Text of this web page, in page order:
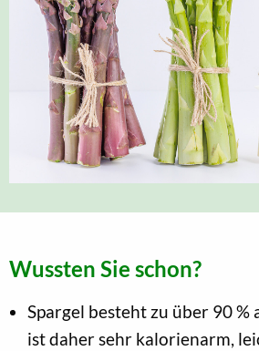
Wussten Sie schon?
Spargel besteht zu über 90 %
ist daher sehr kalorienarm,